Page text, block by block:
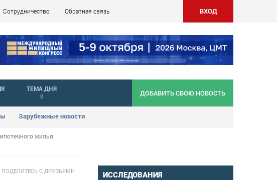
Сотрудничество Обратная связь ВХОД
Зарубежные новости
ТЕМА ДНЯ
0 ДОБАВИТЬ СВОЮ НОВОСТЬ
жилья
ПОДЕЛИТЕСЬ С ДРУЗЬЯМИ ИССЛЕДОВАНИЯ